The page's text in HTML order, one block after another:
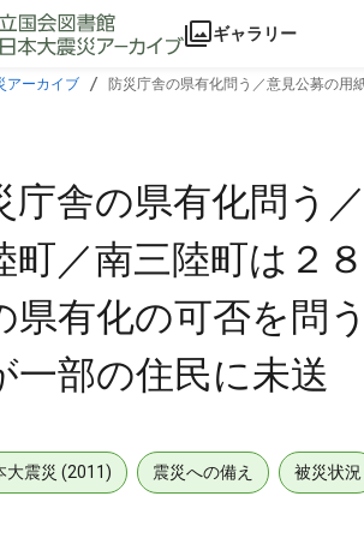
ギャラリー
アーカイブ
防災庁舎の県有化問う／意見公募の用
庁舎の県有化問う
町／南三陸町は２
県有化の可否を問
一部の住民に未送
大震災 (2011) 震災への備え 被災状況